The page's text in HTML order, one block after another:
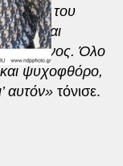
του
.Είναι
Όλο
ψυχοφθόρο,
αυτόν» τόνισε.